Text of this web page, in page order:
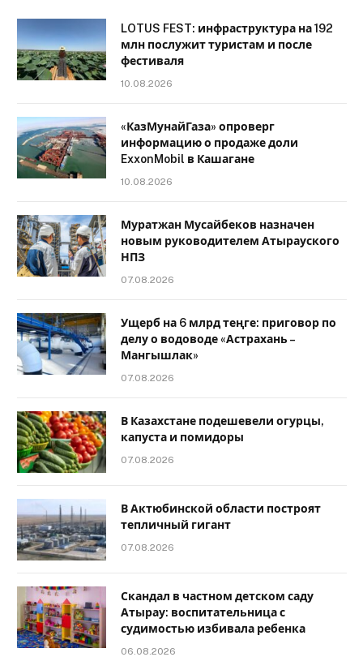
LOTUS FEST: инфраструктура на 192
млн послужит туристам и после
фестиваля
10.08.2026
«КазМунайГаза» опроверг
информацию о продаже доли
ExxonMobil в Кашагане
10.08.2026
Муратжан Мусайбеков назначен
новым руководителем Атырауского
НПЗ
07.08.2026
Ущерб на 6 млрд теңге: приговор по
делу о водоводе «Астрахань –
Мангышлак»
07.08.2026
В Казахстане подешевели огурцы,
капуста и помидоры
07.08.2026
В Актюбинской области построят
тепличный гигант
07.08.2026
Скандал в частном детском саду
Атырау: воспитательница с
судимостью избивала ребенка
06.08.2026